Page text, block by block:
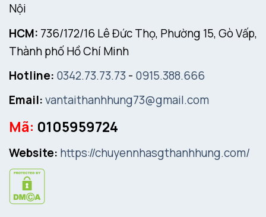
Nội
HCM: 736/172/16 Lê Đức Thọ, Phường 15, Gò Vấp,
Thành phố Hồ Chí Minh
Hotline: 0342.73.73.73- 0915.388.666
Email:vantaithanhhung73@gmail.com
Mã: 0105959724
Website: https://chuyennhasgthanhhung.com/